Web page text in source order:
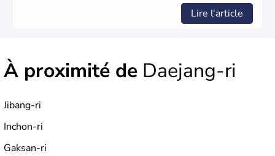
Lire l'article
À proximité de Daejang-ri
Jibang-ri
Inchon-ri
Gaksan-ri